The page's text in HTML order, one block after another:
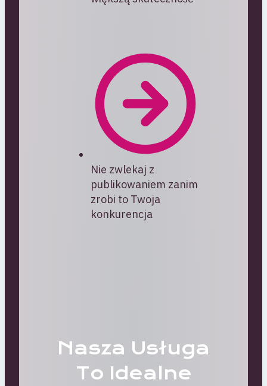
Nie zwlekaj z
publikowaniem zanim
zrobi to Twoja
konkurencja
Nasza Usługa
To Idealne